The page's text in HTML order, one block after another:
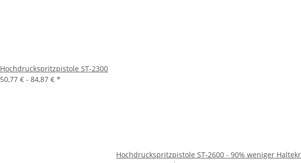
Hochdruckspritzpistole ST-2300
50,77 € - 84,87 € *
Hochdruckspritzpistole ST-2600 - 90% weniger